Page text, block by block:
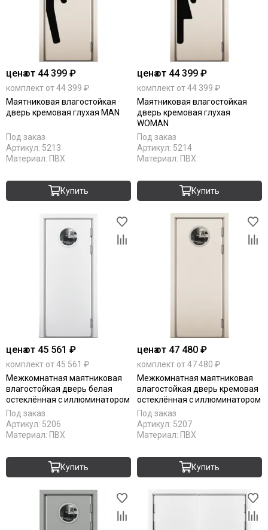
ценаот 44 399 ₽
комплект от 44 399 ₽
Маятниковая влагостойкая
дверь кремовая глухая MAN
Под заказ
Артикул: 5213
Материал: ПВХ
Купить
ценаот 44 399 ₽
комплект от 44 399 ₽
Маятниковая влагостойкая
дверь кремовая глухая
WOMAN
Под заказ
Артикул: 5214
Материал: ПВХ
Купить
ценаот 45 561 ₽
комплект от 45 561 ₽
Межкомнатная маятниковая
влагостойкая дверь белая
остеклённая с иллюминатором
Под заказ
Артикул: 5206
Материал: ПВХ
Купить
ценаот 47 480 ₽
комплект от 47 480 ₽
Межкомнатная маятниковая
влагостойкая дверь кремовая
остеклённая с иллюминатором
Под заказ
Артикул: 5207
Материал: ПВХ
Купить